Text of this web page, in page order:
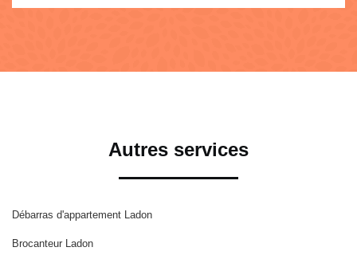
Autres services
Débarras d'appartement Ladon
Brocanteur Ladon